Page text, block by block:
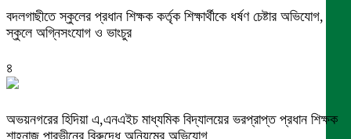
বদলগাছীতে স্কুলের প্রধান শিক্ষক কর্তৃক শিক্ষার্থীকে ধর্ষণ চেষ্টার অভিযোগ,
স্কুলে অগ্নিসংযোগ ও ভাংচুর
৪
অভয়নগরের হিদিয়া এ,এনএইচ মাধ্যমিক বিদ্যালয়ের ভরপ্রাপ্ত প্রধান শিক্ষক
শাহনাজ পারভীনের বিরুদ্ধে অনিয়মের অভিযোগ